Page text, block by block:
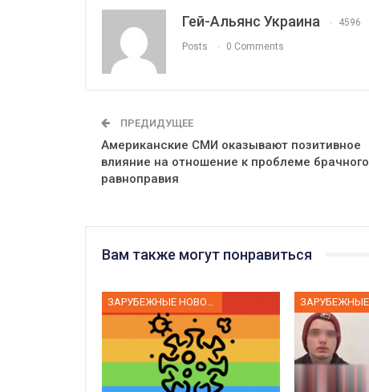
Гей-Альянс Украина 4596
Posts 0 Comments
ПРЕДИДУЩЕЕ
Американские СМИ оказывают позитивное
влияние на отношение к проблеме брачного
равноправия
Вам также могут понравиться
ЗАРУБЕЖНЫЕ НОВОСТИ